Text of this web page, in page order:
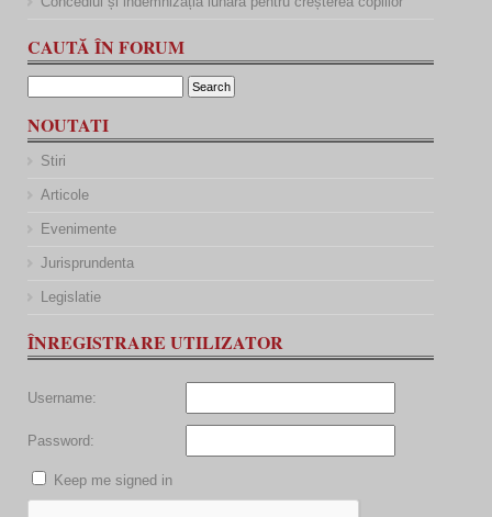
CAUTĂ ÎN FORUM
NOUTATI
Stiri
Articole
Evenimente
Jurisprundenta
Legislatie
ÎNREGISTRARE UTILIZATOR
Username:
Password:
Keep me signed in